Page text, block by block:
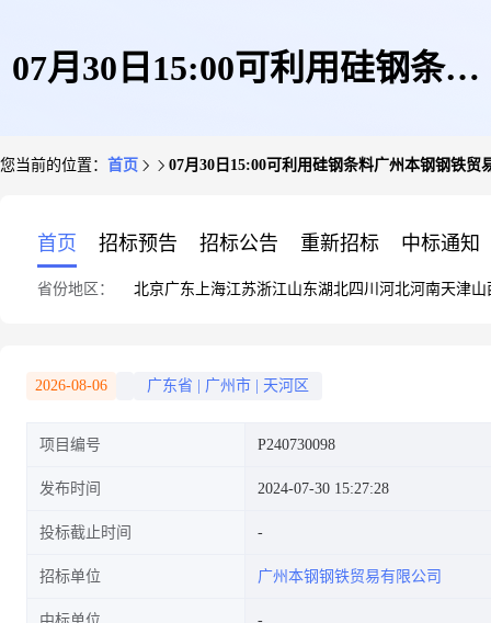
07月30日15:00可利用硅钢条料
您当前的位置： 首页 07月30日15:00可利用硅钢条料广州本钢钢铁贸
首页 招标预告 招标公告 重新招标 中标通知
省份地区： 北京广东 上海江苏浙江山东湖北四川 河北河南天津山
2026-08-06 广东省 广州市 天河区
项目编号 P240730098
发布时间 2024-07-30 15:27:28
投标截止时间
招标单位 广州本钢钢铁贸易有限公司